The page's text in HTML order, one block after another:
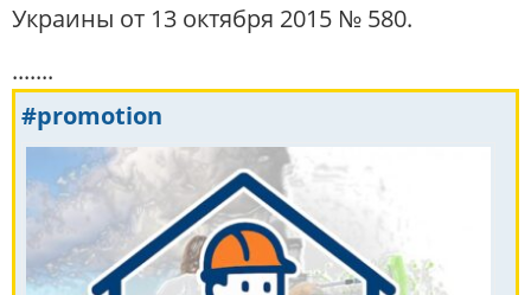
Украины от 13 октября 2015 № 580.
.......
#promotion